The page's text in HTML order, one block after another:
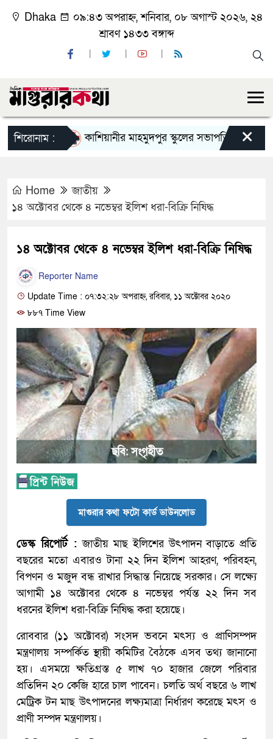
Dhaka
০৯:৪৩ অপরাহ্ন, শনিবার, ০৮ অগাস্ট ২০২৬, ২৪
শ্রাবণ ১৪৩৩ বঙ্গাব্দ
শিরোনাম : কাশিয়ানীর মাহমুদপুর স্কুলের সভাপতি হলেন গোবিন্দ
×
Home
জাতীয়
১৪ অক্টোবর থেকে ৪ নভেম্বর ইলিশ ধরা-বিক্রি নিষিদ্ধ
১৪ অক্টোবর থেকে ৪ নভেম্বর ইলিশ ধরা-বিক্রি নিষিদ্ধ
Reporter Name
Update Time : ০৭:৩২:২৮ অপরাহ্ন, রবিবার, ১১ অক্টোবর ২০২০
৮৮৭ Time View
মাগুরার কথা ফটো কার্ড ডাউনলোড
ডেস্ক রিপোর্ট :জাতীয় মাছ ইলিশের উৎপাদন বাড়াতে প্রতি
বছরের মতো এবারও টানা ২২ দিন ইলিশ আহরণ, পরিবহন,
বিপণন ও মজুদ বন্ধ রাখার সিদ্ধান্ত নিয়েছে সরকার। সে লক্ষ্যে
আগামী ১৪ অক্টোবর থেকে ৪ নভেম্বর পর্যন্ত ২২ দিন সব
ধরনের ইলিশ ধরা-বিক্রি নিষিদ্ধ করা হয়েছে।
রোববার (১১ অক্টোবর) সংসদ ভবনে মৎস্য ও প্রাণিসম্পদ
মন্ত্রণালয় সম্পর্কিত স্থায়ী কমিটির বৈঠকে এসব তথ্য জানানো
হয়। এসময়ে ক্ষতিগ্রস্ত ৫ লাখ ৭০ হাজার জেলে পরিবার
প্রতিদিন ২০ কেজি হারে চাল পাবেন। চলতি অর্থ বছরে ৬ লাখ
মেট্রিক টন মাছ উৎপাদনের লক্ষ্যমাত্রা নির্ধারণ করেছে মৎস ও
প্রাণী সম্পদ মন্ত্রণালয়।